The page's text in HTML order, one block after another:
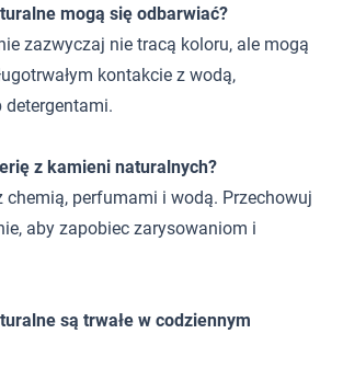
mogą się odbarwiać?
zazwyczaj nie tracą koloru, ale mogą
kontakcie z wodą,
z kamieni naturalnych?
chemią, perfumami i wodą. Przechowuj
aby zapobiec zarysowaniom i
są trwałe w codziennym